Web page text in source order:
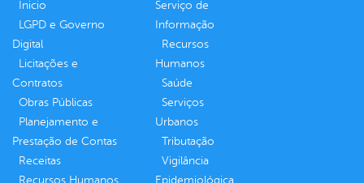
Inicio
LGPD e Governo
Digital
Licitações e
Contratos
Obras Públicas
Planejamento e
Prestação de Contas
Receitas
Recursos Humanos
Serviço de
Informação
Recursos
Humanos
Saúde
Serviços
Urbanos
Tributação
Vigilância
Epidemiológica